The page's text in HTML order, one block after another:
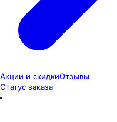
Акции и скидкиОтзывы
Статус заказа